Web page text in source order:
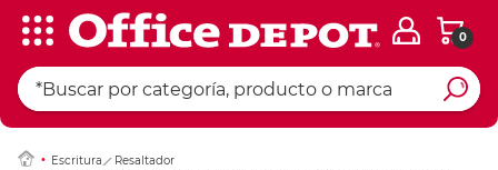
0
Escritura
Resaltador
Ingresar Codigo